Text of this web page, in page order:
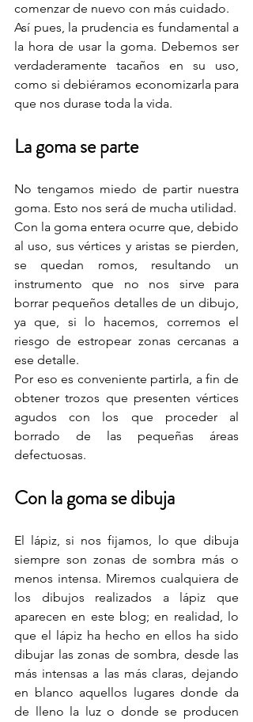
comenzar de nuevo con más cuidado.
Así pues, la prudencia es fundamental a
la hora de usar la goma. Debemos ser
verdaderamente tacaños en su uso,
como si debiéramos economizarla para
que nos durase toda la vida.
La goma se parte
No tengamos miedo de partir nuestra
goma. Esto nos será de mucha utilidad.
Con la goma entera ocurre que, debido
al uso, sus vértices y aristas se pierden,
se quedan romos, resultando un
instrumento que no nos sirve para
borrar pequeños detalles de un dibujo,
ya que, si lo hacemos, corremos el
riesgo de estropear zonas cercanas a
ese detalle.
Por eso es conveniente partirla, a fin de
obtener trozos que presenten vértices
agudos con los que proceder al
borrado de las pequeñas áreas
defectuosas.
Con la goma se dibuja
El lápiz, si nos fijamos, lo que dibuja
siempre son zonas de sombra más o
menos intensa. Miremos cualquiera de
los dibujos realizados a lápiz que
aparecen en este blog; en realidad, lo
que el lápiz ha hecho en ellos ha sido
dibujar las zonas de sombra, desde las
más intensas a las más claras, dejando
en blanco aquellos lugares donde da
de lleno la luz o donde se producen